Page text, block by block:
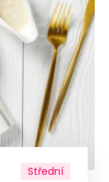
Střední